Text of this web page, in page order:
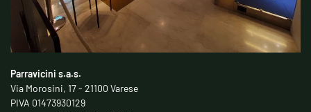
Parravicini s.a.s.
Via Morosini, 17 - 21100 Varese
PIVA 01473930129